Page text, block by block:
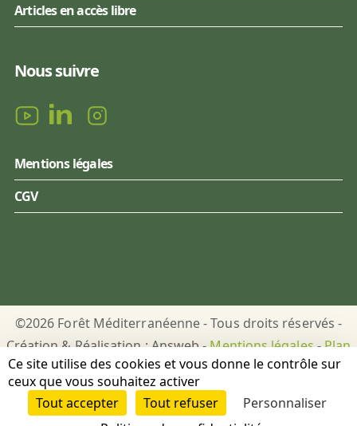
Articles en accès libre
Nous suivre
Mentions légales
CGV
©2026 Forêt Méditerranéenne - Tous droits réservés -
Création & Réalisation : Answeb -Mentions légales-Plan
du site-Gestion des cookies
DON PUBLICATIONS
Ce site utilise des cookies et vous donne le contrôle sur
ceux que vous souhaitez activer
Tout accepter
Tout refuser
Personnaliser